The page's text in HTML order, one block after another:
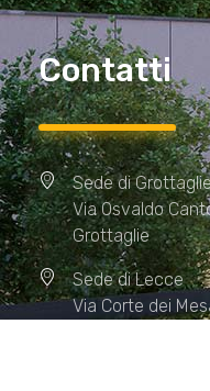
Contatti
Sede di
Via Osvaldo
Grottaglie
Sede di Lecce
Via Corte dei